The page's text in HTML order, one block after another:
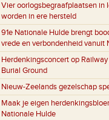
Vier oorlogsbegraafplaatsen in
worden in ere hersteld
91e Nationale Hulde brengt
vrede en verbondenheid vanuit
Herdenkingsconcert op
Burial Ground
Nieuw-Zeelands gezelschap
Maak je eigen
Nationale Hulde